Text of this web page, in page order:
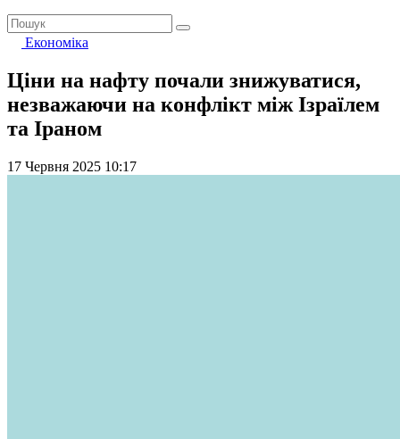
Економіка
Ціни на нафту почали знижуватися,
незважаючи на конфлікт між Ізраїлем
та Іраном
17 Червня 2025 10:17